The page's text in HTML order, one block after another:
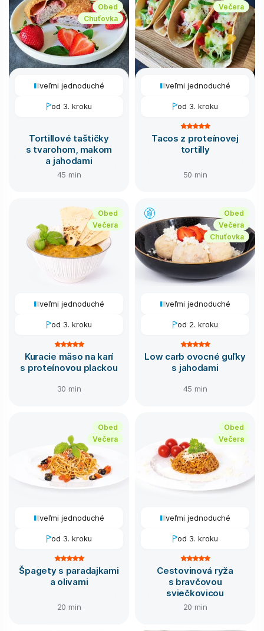
Obed
Chuťovka
veľmi jednoduché
od 3. kroku
Tortillové taštičky
s tvarohom, makom
a jahodami
45 min
Večera
veľmi jednoduché
od 3. kroku
Tacos z proteínovej
tortilly
50 min
Obed
Večera
veľmi jednoduché
od 3. kroku
Kuracie mäso na karí
s proteínovou plackou
30 min
Obed
Večera
Chuťovka
veľmi jednoduché
od 2. kroku
Low carb ovocné guľky
s jahodami
45 min
Obed
Večera
veľmi jednoduché
od 3. kroku
Špagety s paradajkami
a olivami
20 min
Obed
Večera
veľmi jednoduché
od 3. kroku
Cestovinová ryža
s bravčovou
sviečkovicou
20 min